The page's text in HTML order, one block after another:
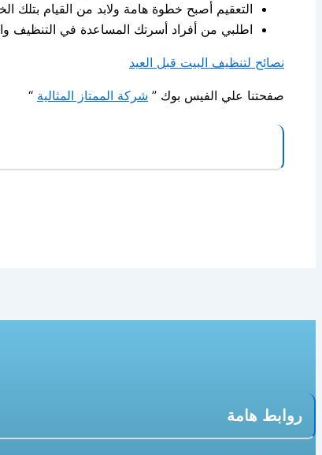
التعقيم أصبح خطوة هامة ولابد من القيام بتلك
اطلبي من أفراد أسرتك المساعدة في التنظيف
نصائح لتنظيف البيت قبل العيد
صفحتنا علي الفيس بوك ” شركة الممتاز المثالية “
روابط هامة